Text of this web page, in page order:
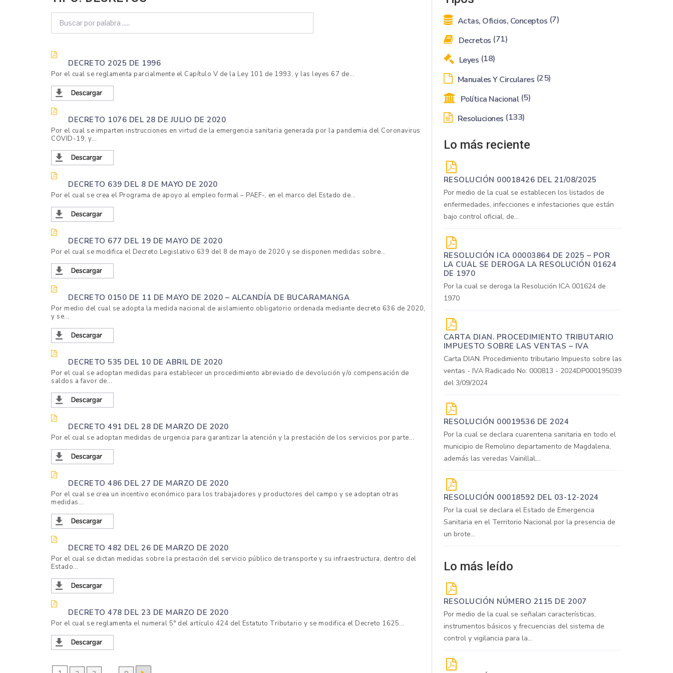
AVICULTORES
DE
COLOMBIA
DECRETO 2025 DE 1996
Por el cual se reglamenta parcialmente el Capítulo V de la Ley 101 de 1993, y las leyes 67 de...
DECRETO 1076 DEL 28 DE JULIO DE 2020
Por el cual se imparten instrucciones en virtud de la emergencia sanitaria generada por la pandemia del Coronavirus
COVID-19, y...
DECRETO 639 DEL 8 DE MAYO DE 2020
Por el cual se crea el Programa de apoyo al empleo formal – PAEF-, en el marco del Estado de...
DECRETO 677 DEL 19 DE MAYO DE 2020
Por el cual se modifica el Decreto Legislativo 639 del 8 de mayo de 2020 y se disponen medidas sobre...
DECRETO 0150 DE 11 DE MAYO DE 2020 – ALCANDÍA DE BUCARAMANGA
Por medio del cual se adopta la medida nacional de aislamiento obligatorio ordenada mediante decreto 636 de 2020,
y se...
DECRETO 535 DEL 10 DE ABRIL DE 2020
Por el cual se adoptan medidas para establecer un procedimiento abreviado de devolución y/o compensación de
saldos a favor de...
DECRETO 491 DEL 28 DE MARZO DE 2020
Por el cual se adoptan medidas de urgencia para garantizar la atención y la prestación de los servicios por parte...
DECRETO 486 DEL 27 DE MARZO DE 2020
Por el cual se crea un incentivo económico para los trabajadores y productores del campo y se adoptan otras
medidas...
DECRETO 482 DEL 26 DE MARZO DE 2020
Por el cual se dictan medidas sobre la prestación del servicio público de transporte y su infraestructura, dentro del
Estado...
DECRETO 478 DEL 23 DE MARZO DE 2020
Por el cual se reglamenta el numeral 5° del artículo 424 del Estatuto Tributario y se modifica el Decreto 1625...
Actas, Oficios, Conceptos (7)
Decretos (71)
Leyes (18)
Manuales Y Circulares (25)
Política Nacional (5)
Resoluciones (133)
Lo más reciente
RESOLUCIÓN 00018426 DEL 21/08/2025
Por medio de la cual se establecen los listados de
enfermedades, infecciones e infestaciones que están
bajo control oficial, de...
RESOLUCIÓN ICA 00003864 DE 2025 – POR
LA CUAL SE DEROGA LA RESOLUCIÓN 01624
DE 1970
Por la cual se deroga la Resolución ICA 001624 de
1970
CARTA DIAN. PROCEDIMIENTO TRIBUTARIO
IMPUESTO SOBRE LAS VENTAS – IVA
Carta DIAN. Procedimiento tributario Impuesto sobre las
ventas - IVA Radicado No: 000813 - 2024DP000195039
del 3/09/2024
RESOLUCIÓN 00019536 DE 2024
Por la cual se declara cuarentena sanitaria en todo el
municipio de Remolino departamento de Magdalena,
además las veredas Vainillal,...
RESOLUCIÓN 00018592 DEL 03-12-2024
Por la cual se declara el Estado de Emergencia
Sanitaria en el Territorio Nacional por la presencia de
un brote...
Lo más leído
RESOLUCIÓN NÚMERO 2115 DE 2007
Por medio de la cual se señalan características,
instrumentos básicos y frecuencias del sistema de
control y vigilancia para la...